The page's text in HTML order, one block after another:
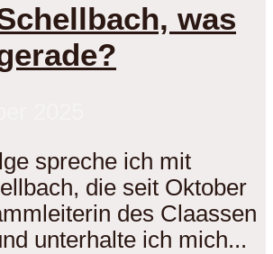
was
spreche ich mit
die seit Oktober
des Claassen
unterhalte ich mich...